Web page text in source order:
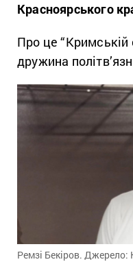
Красноярського
Про це “Кримській
дружина
Ремзі Бекіров. Джерело: